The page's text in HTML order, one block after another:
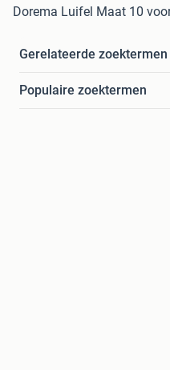
Dorema Luifel Maat 10
Gerelateerde zoektermen
Populaire zoektermen